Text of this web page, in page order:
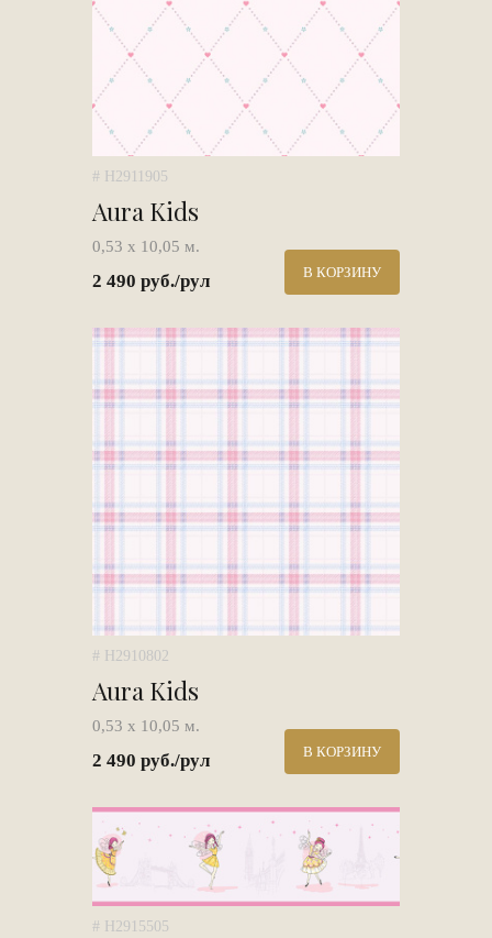
# H2911905
Aura Kids
0,53 х 10,05 м.
2 490 руб./рул В КОРЗИНУ
# H2910802
Aura Kids
0,53 х 10,05 м.
2 490 руб./рул В КОРЗИНУ
# H2915505